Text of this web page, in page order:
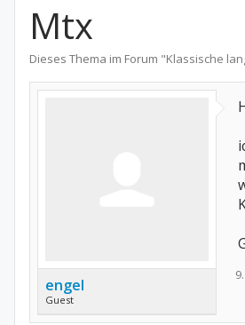
Mtx
Dieses Thema im Forum "Klassische
engel
Guest